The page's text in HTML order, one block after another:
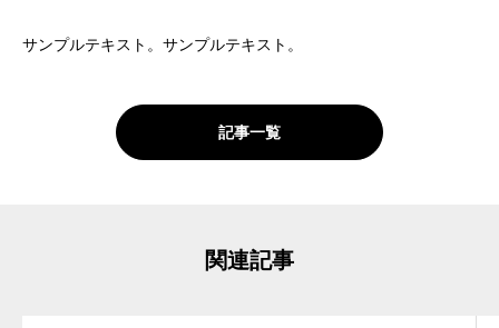
サンプルテキスト。サンプルテキスト。
記事一覧
関連記事